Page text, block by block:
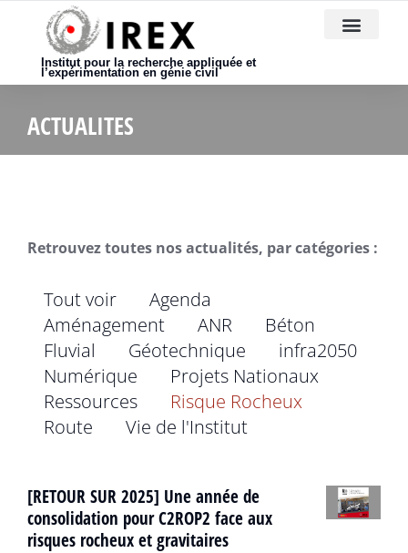
Institut pour la recherche appliquée et
l’expérimentation en génie civil
ACTUALITES
Retrouvez toutes nos actualités, par catégories :
Tout voir
Agenda
Aménagement
ANR
Béton
Fluvial
Géotechnique
infra2050
Numérique
Projets Nationaux
Ressources
Risque Rocheux
Route
Vie de l'Institut
[RETOUR SUR 2025] Une année de
consolidation pour C2ROP2 face aux
risques rocheux et gravitaires